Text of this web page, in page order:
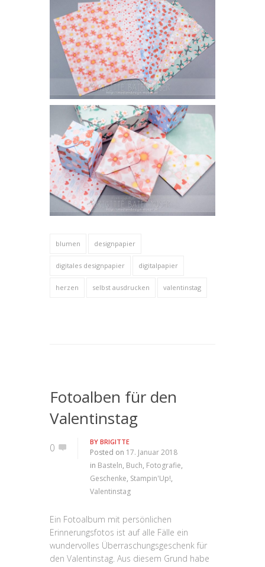
blumen designpapier
digitales designpapier digitalpapier
herzen selbst ausdrucken valentinstag
Fotoalben für den
Valentinstag
0 BY BRIGITTE
Posted on 17. Januar 2018
in Basteln, Buch, Fotografie,
Geschenke, Stampin'Up!,
Valentinstag
Ein Fotoalbum mit persönlichen
Erinnerungsfotos ist auf alle Fälle ein
wundervolles Überraschungsgeschenk für
den Valentinstag. Aus diesem Grund habe